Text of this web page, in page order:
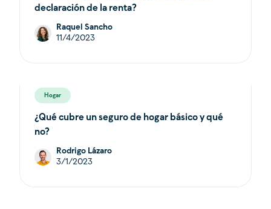
declaración de la renta?
Raquel Sancho
11/4/2023
Hogar
¿Qué cubre un seguro de hogar básico y qué
no?
Rodrigo Lázaro
3/1/2023